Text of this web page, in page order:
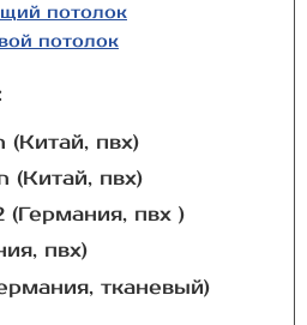
потолок
потолок
(Китай, пвх)
(Китай, пвх)
пвх )
пвх)
тканевый)